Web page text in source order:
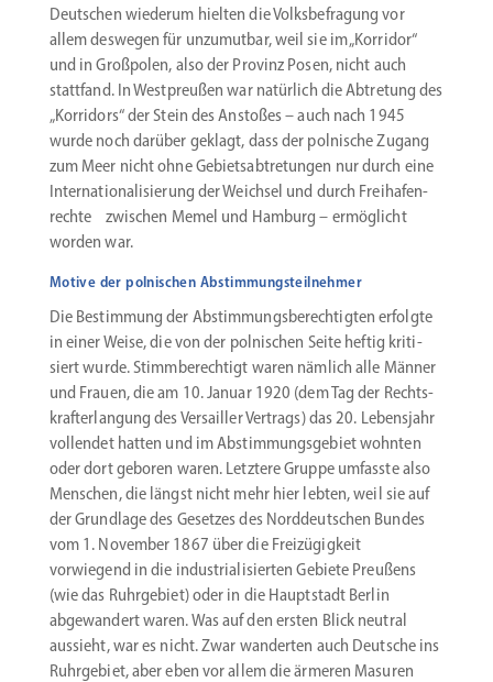
Deutschen wiederum hielten die Volks­be­fragung vor
allem deswegen für unzumutbar, weil sie im „Korridor“
und in Großpolen, also der Provinz Posen, nicht auch
stattfand. In Westpreußen war natürlich die Abtretung des
„Korridors“ der Stein des Anstoßes – auch nach 1945
wurde noch darüber geklagt, dass der polnische Zugang
zum Meer nicht ohne Gebiets­ab­tre­tungen nur durch eine
Internatio­nalisierung der Weichsel und durch Freiha­fen­
rechte zwischen Memel und Hamburg – ermög­licht
worden war.
Motive der polnischen Abstimmungsteilnehmer
Die Bestimmung der Abstim­mungs­be­rech­tigten erfolgte
in einer Weise, die von der polni­schen Seite heftig kriti­
siert wurde. Stimm­be­rechtigt waren nämlich alle Männer
und Frauen, die am 10. Januar 1920 (dem Tag der Rechts­
krafter­langung des Versailler Vertrags) das 20. Lebensjahr
vollendet hatten und im Abstim­mungs­gebiet wohnten
oder dort geboren waren. Letztere Gruppe umfasste also
Menschen, die längst nicht mehr hier lebten, weil sie auf
der Grundlage des Gesetzes des Norddeut­schen Bundes
vom 1. November 1867 über die Freizü­gigkeit
vorwiegend in die indus­tria­li­sierten Gebiete Preußens
(wie das Ruhrgebiet) oder in die Haupt­stadt Berlin
abgewandert waren. Was auf den ersten Blick neutral
aussieht, war es nicht. Zwar wanderten auch Deutsche ins
Ruhrgebiet, aber eben vor allem die ärmeren Masuren